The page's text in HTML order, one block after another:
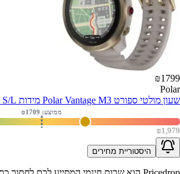
₪1799
Polar
שעון מולטי ספורט Polar Vantage M3 מידות S/L - צבע זהב-לבן
₪1,979
ממוצע: ₪ 1709
היסטוריית מחירים